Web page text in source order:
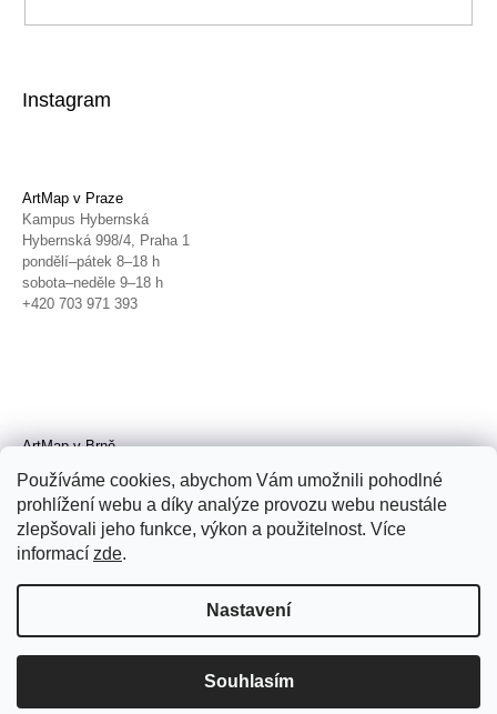
Používáme cookies, abychom Vám umožnili pohodlné
prohlížení webu a díky analýze provozu webu neustále
zlepšovali jeho funkce, výkon a použitelnost. Více
informací zde.
Nastavení
Souhlasím
Instagram
ArtMap v Praze
Kampus Hybernská
Hybernská 998/4, Praha 1
pondělí–pátek 8–18 h
sobota–neděle 9–18 h
+420 703 971 393
ArtMap v Brně
Radnická 4, Brno
úterý–pátek 11–19 h
sobota 14–19 h
+420 702 152 298